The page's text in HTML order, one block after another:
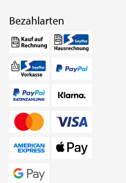
Bezahlarten